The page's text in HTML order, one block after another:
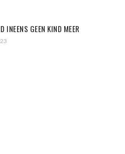
INEENS GEEN KIND MEER